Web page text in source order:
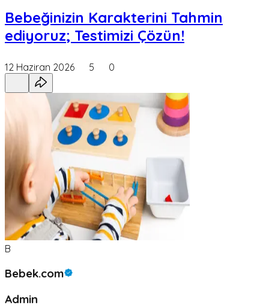
Bebeğinizin Karakterini Tahmin
ediyoruz; Testimizi Çözün!
12 Haziran 2026 5 0
B
Bebek.com
Admin